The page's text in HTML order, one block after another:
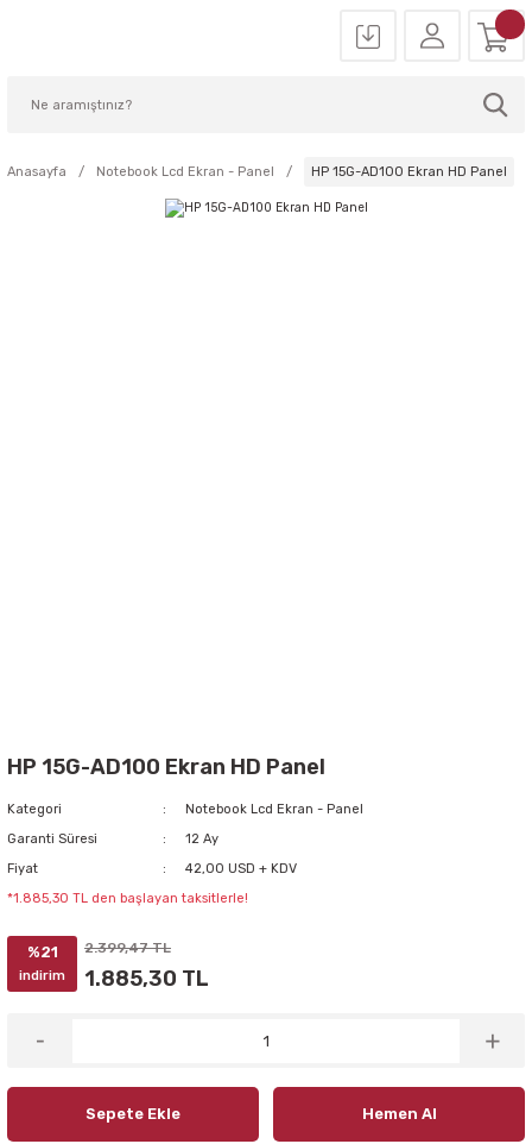
Anasayfa Notebook Lcd Ekran - Panel HP 15G-AD100 Ekran HD Panel
HP 15G-AD100 Ekran HD Panel
Kategori
Notebook Lcd Ekran - Panel
Garanti Süresi
12 Ay
Fiyat
42,00 USD + KDV
*1.885,30 TL den başlayan taksitlerle!
%21
indirim
2.399,47 TL
1.885,30 TL
Sepete Ekle Hemen Al